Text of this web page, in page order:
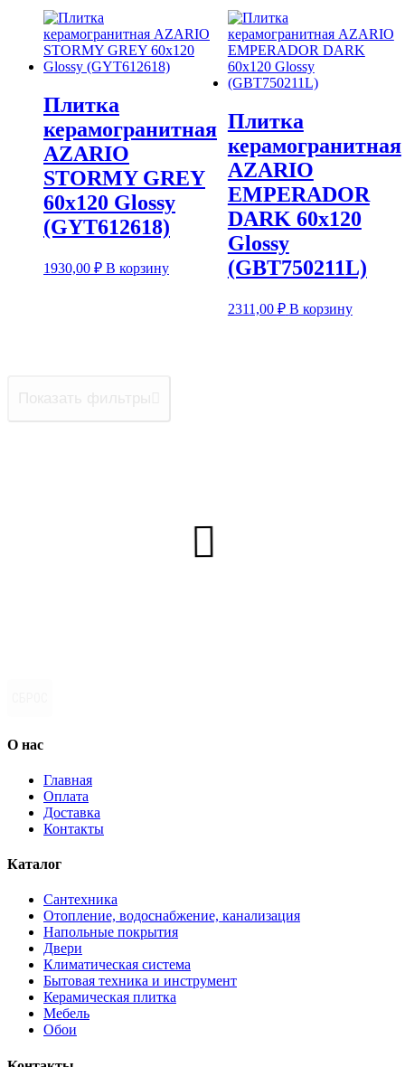
Плитка
керамогранитная
AZARIO
STORMY GREY
60х120 Glossy
(GYT612618)
1930,00 ₽ В корзину
Плитка
керамогранитная
AZARIO
EMPERADOR
DARK 60х120
Glossy
(GBT750211L)
2311,00 ₽ В корзину
О нас
Главная
Оплата
Доставка
Контакты
Каталог
Сантехника
Отопление, водоснабжение, канализация
Напольные покрытия
Двери
Климатическая система
Бытовая техника и инструмент
Керамическая плитка
Мебель
Обои